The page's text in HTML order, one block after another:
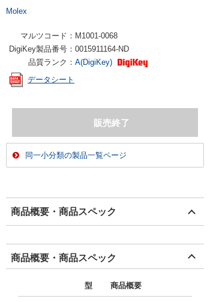
Molex
マルツコード： M1001-0068
DigiKey製品番号： 0015911164-ND
品質ランク： A(DigiKey)
データシート
同一小分類の製品一覧ページ
商品概要・商品スペック
商品概要・商品スペック
型 商品概要